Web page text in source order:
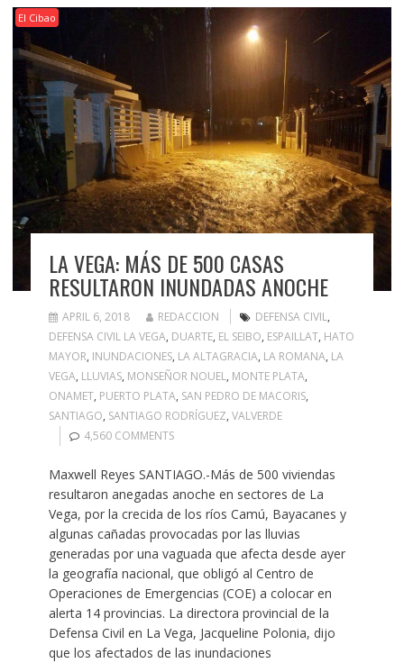
El Cibao
LA VEGA: MÁS DE 500 CASAS
RESULTARON INUNDADAS ANOCHE
APRIL 6, 2018 REDACCION DEFENSA CIVIL,
DEFENSA CIVIL LA VEGA, DUARTE, EL SEIBO, ESPAILLAT, HATO
MAYOR, INUNDACIONES, LA ALTAGRACIA, LA ROMANA, LA
VEGA, LLUVIAS, MONSEÑOR NOUEL, MONTE PLATA,
ONAMET, PUERTO PLATA, SAN PEDRO DE MACORIS,
SANTIAGO, SANTIAGO RODRÍGUEZ, VALVERDE
4,560 COMMENTS
Maxwell Reyes SANTIAGO.-Más de 500 viviendas
resultaron anegadas anoche en sectores de La
Vega, por la crecida de los ríos Camú, Bayacanes y
algunas cañadas provocadas por las lluvias
generadas por una vaguada que afecta desde ayer
la geografía nacional, que obligó al Centro de
Operaciones de Emergencias (COE) a colocar en
alerta 14 provincias. La directora provincial de la
Defensa Civil en La Vega, Jacqueline Polonia, dijo
que los afectados de las inundaciones